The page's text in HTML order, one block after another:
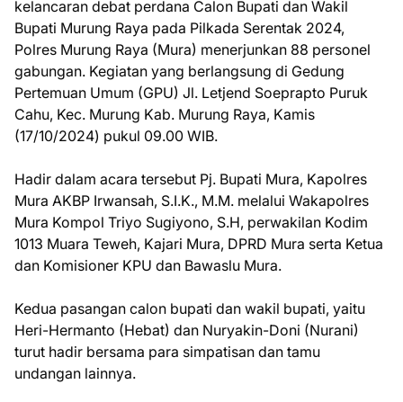
kelancaran debat perdana Calon Bupati dan Wakil
Bupati Murung Raya pada Pilkada Serentak 2024,
Polres Murung Raya (Mura) menerjunkan 88 personel
gabungan. Kegiatan yang berlangsung di Gedung
Pertemuan Umum (GPU) Jl. Letjend Soeprapto Puruk
Cahu, Kec. Murung Kab. Murung Raya, Kamis
(17/10/2024) pukul 09.00 WIB.
Hadir dalam acara tersebut Pj. Bupati Mura, Kapolres
Mura AKBP Irwansah, S.I.K., M.M. melalui Wakapolres
Mura Kompol Triyo Sugiyono, S.H, perwakilan Kodim
1013 Muara Teweh, Kajari Mura, DPRD Mura serta Ketua
dan Komisioner KPU dan Bawaslu Mura.
Kedua pasangan calon bupati dan wakil bupati, yaitu
Heri-Hermanto (Hebat) dan Nuryakin-Doni (Nurani)
turut hadir bersama para simpatisan dan tamu
undangan lainnya.